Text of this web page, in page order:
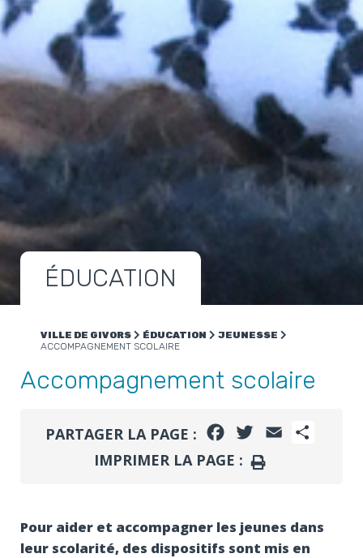
ÉDUCATION
VILLE DE GIVORS ÉDUCATION
JEUNESSE
ACCOMPAGNEMENT SCOLAIRE
Accompagnement scolaire
PARTAGER LA PAGE : FACEBOOKTWITTER
EMAIL
IMPRIMER LA PAGE : IMPRIMER
Pour aider et accompagner les jeunes dans
leur scolarité, des dispositifs sont mis en